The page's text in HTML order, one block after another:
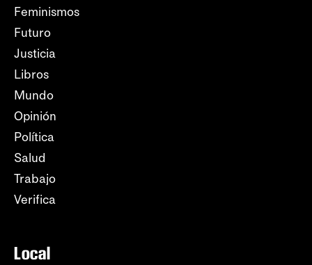
Feminismos
Futuro
Justicia
Libros
Mundo
Opinión
Política
Salud
Trabajo
Verifica
Local